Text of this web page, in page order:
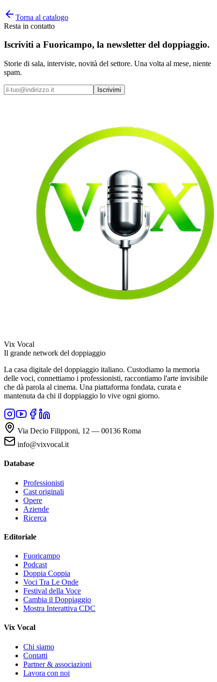
Torna al catalogo
Resta in contatto
Iscriviti a Fuoricampo, la newsletter del doppiaggio.
Storie di sala, interviste, novità del settore. Una volta al mese, niente
spam.
Iscrivimi
Vix Vocal
Il grande network del doppiaggio
La casa digitale del doppiaggio italiano. Custodiamo la memoria
delle voci, connettiamo i professionisti, raccontiamo l'arte invisibile
che dà parola al cinema. Una piattaforma fondata, curata e
mantenuta da chi il doppiaggio lo vive ogni giorno.
Via Decio Filipponi, 12 — 00136 Roma
info@vixvocal.it
Database
Professionisti
Cast originali
Opere
Aziende
Ricerca
Editoriale
Fuoricampo
Podcast
Doppia Coppia
Voci Tra Le Onde
Festival della Voce
Cambia il Doppiaggio
Mostra Interattiva CDC
Vix Vocal
Chi siamo
Contatti
Partner & associazioni
Lavora con noi